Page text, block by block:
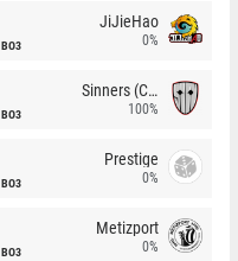
BO3
JiJieHao
0%
BO3
Sinners (CZ)
100%
BO3
Prestige
0%
BO3
Metizport
0%